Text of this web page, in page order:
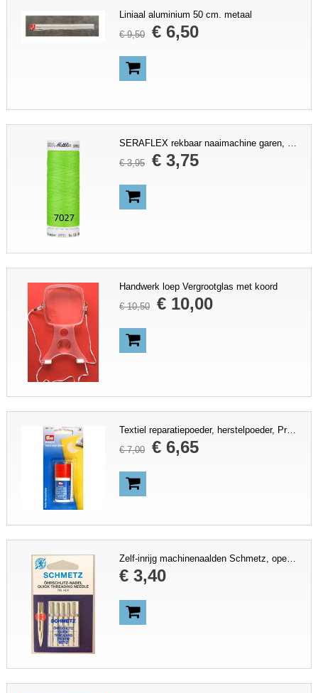
Liniaal aluminium 50 cm. metaal
€ 9,50 € 6,50
SERAFLEX rekbaar naaimachine garen, Mettler, kies kleur
€ 3,95 € 3,75
Handwerk loep Vergrootglas met koord
€ 10,50 € 10,00
Textiel reparatiepoeder, herstelpoeder, Prym/Hoechstmass
€ 7,00 € 6,65
Zelf-inrijg machinenaalden Schmetz, open oog, handicap, dikte 80, open oog, blindennaald
€ 3,40